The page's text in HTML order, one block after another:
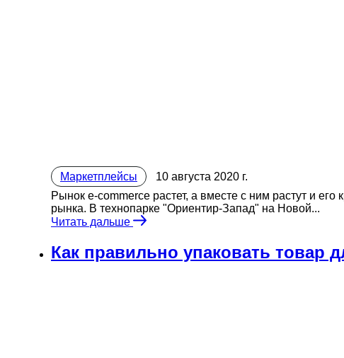
Маркетплейсы
10 августа 2020 г.
Рынок e-commerce растет, а вместе с ним растут и
рынка. В технопарке "Ориентир-Запад" на Новой...
Читать дальше
Как правильно упаковать товар